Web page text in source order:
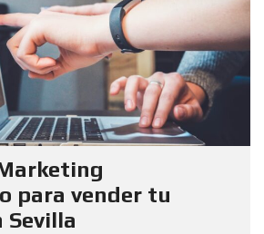
para vender tu
Sevilla